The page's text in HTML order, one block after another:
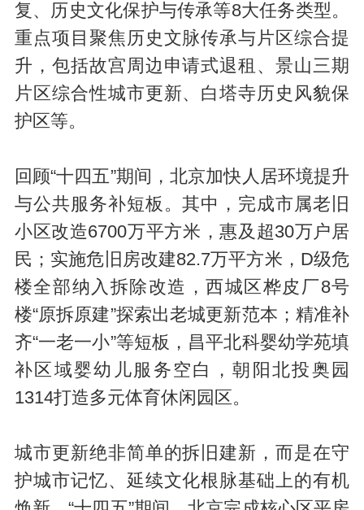
复、历史文化保护与传承等8大任务类型。
重点项目聚焦历史文脉传承与片区综合提
升，包括故宫周边申请式退租、景山三期
片区综合性城市更新、白塔寺历史风貌保
护区等。
回顾“十四五”期间，北京加快人居环境提升
与公共服务补短板。其中，完成市属老旧
小区改造6700万平方米，惠及超30万户居
民；实施危旧房改建82.7万平方米，D级危
楼全部纳入拆除改造，西城区桦皮厂8号
楼“原拆原建”探索出老城更新范本；精准补
齐“一老一小”等短板，昌平北科婴幼学苑填
补区域婴幼儿服务空白，朝阳北投奥园
1314打造多元体育休闲园区。
城市更新绝非简单的拆旧建新，而是在守
护城市记忆、延续文化根脉基础上的有机